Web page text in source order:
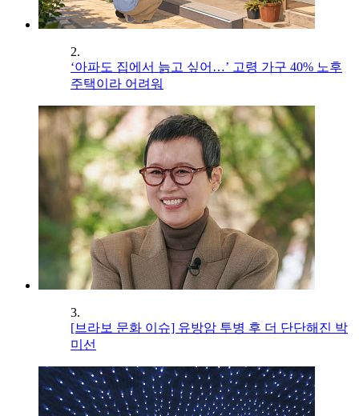
2.
‘아파도 집에서 늙고 싶어…’ 고령 가구 40% 노후
주택이라 어려워
3.
[브라보 문화 이슈] 유방암 투병 후 더 단단해진 박
미선